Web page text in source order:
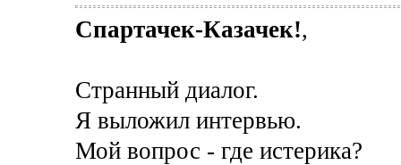
Спартачек-Казачек!,
Странный диалог.
Я выложил интервью.
Мой вопрос - где истерика?